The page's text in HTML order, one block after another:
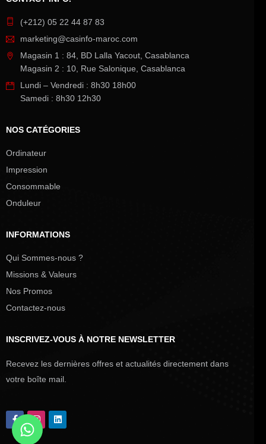
(+212) 05 22 44 87 83
marketing@casinfo-maroc.com
Magasin 1 : 84, BD Lalla Yacout, Casablanca
Magasin 2 : 10, Rue Salonique, Casablanca
Lundi – Vendredi : 8h30 18h00
Samedi : 8h30 12h30
NOS CATÉGORIES
Ordinateur
Impression
Consommable
Onduleur
INFORMATIONS
Qui Sommes-nous ?
Missions & Valeurs
Nos Promos
Contactez-nous
INSCRIVEZ-VOUS À NOTRE NEWSLETTER
Recevez les dernières offres et actualités directement dans
votre boîte mail.